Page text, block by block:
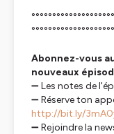
Abonnez-vous
nouveaux
➖ Les notes de
➖ Réserve ton
http://bit.ly/
➖ Rejoindre la